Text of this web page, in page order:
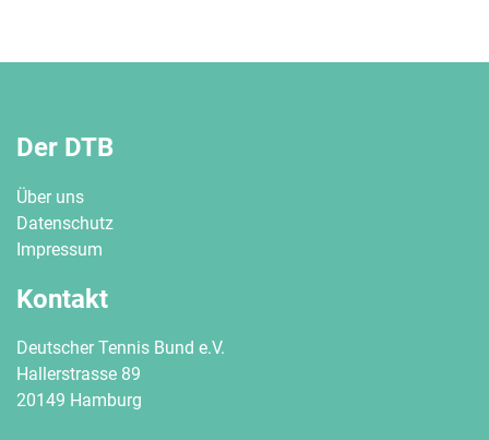
Der DTB
Über uns
Datenschutz
Impressum
Kontakt
Deutscher Tennis Bund e.V.
Hallerstrasse 89
20149 Hamburg